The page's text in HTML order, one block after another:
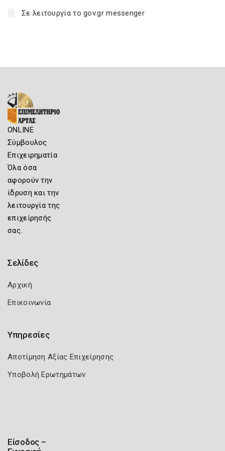
Σε λειτουργία το gov.gr messenger
ONLINE
Σύμβουλος
Επιχειρηματία
Όλα όσα
αφορούν την
ίδρυση και την
λειτουργία της
επιχείρησής
σας.
Σελίδες
Αρχική
Επικοινωνία
Υπηρεσίες
Αποτίμηση Αξίας Επιχείρησης
Υποβολή Ερωτημάτων
Είσοδος –